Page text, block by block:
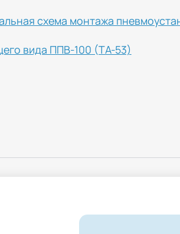
схема монтажа
вида ППВ-100 (ТА-53)